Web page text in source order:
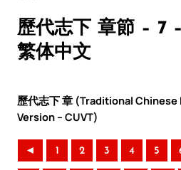
歷代志下 章節 – 7
繁体中文
歷代志下 章 (Traditional
Version – CUVT)
◄ 1 2 3 4 5